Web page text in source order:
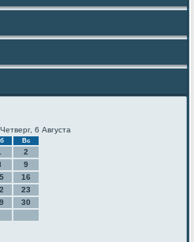
6 Августа
Вс
2
9
16
23
30